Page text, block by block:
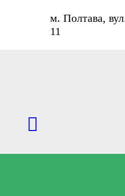
м. Полтава,
11